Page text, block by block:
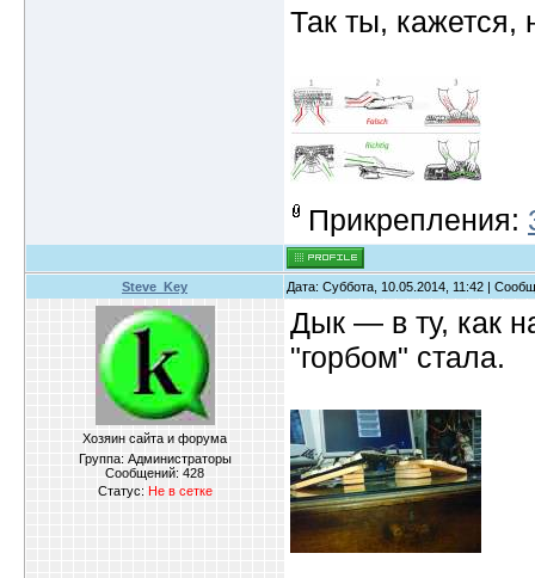
Так ты, кажется,
Прикрепления:
Steve_Key Дата: Суббота, 10.05.2014, 11:42 |
Хозяин сайта и форума
Группа: Администраторы
Сообщений: 428
Статус: Не в сетке
Дык — в ту, как
"горбом" стала.